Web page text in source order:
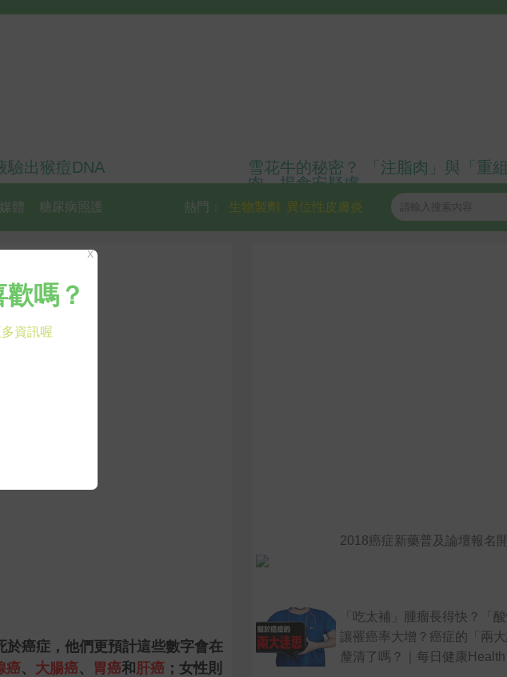
驗出猴痘DNA
雪花牛的秘密？ 「注脂肉」與「重
肉」揭食安疑慮
媒體 糖尿病照護 異位性皮膚炎
生物製劑
熱門：
健康
於癌症，他們更預計這些數字會在
癌、 大腸癌、 胃癌和 肝癌 ；女性則
2018癌症新藥普及論壇報名
「吃太補」腫瘤長得快？「
讓罹癌率大增？癌症的「兩
釐清了嗎？｜每日健康Health
X